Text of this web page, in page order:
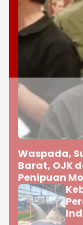
Waspada,
Barat, OJK
Penipuan